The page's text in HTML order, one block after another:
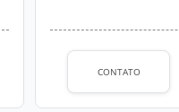
CONTATO